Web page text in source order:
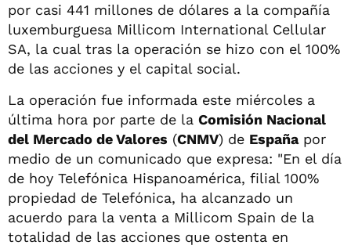
por casi 441 millones de dólares a la compañía
luxemburguesa Millicom International Cellular
SA, la cual tras la operación se hizo con el 100%
de las acciones y el capital social.
La operación fue informada este miércoles a
última hora por parte de la Comisión Nacional
del Mercado de Valores (CNMV) de Españapor
medio de un comunicado que expresa: "En el día
de hoy Telefónica Hispanoamérica, filial 100%
propiedad de Telefónica, ha alcanzado un
acuerdo para la venta a Millicom Spain de la
totalidad de las acciones que ostenta en